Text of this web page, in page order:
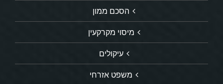
הסכם ממון
מיסוי מקרקעין
עיקולים
משפט אזרחי